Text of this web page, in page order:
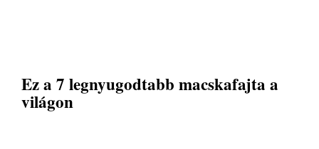
Ez a 7 legnyugodtabb macskafajta a
világon